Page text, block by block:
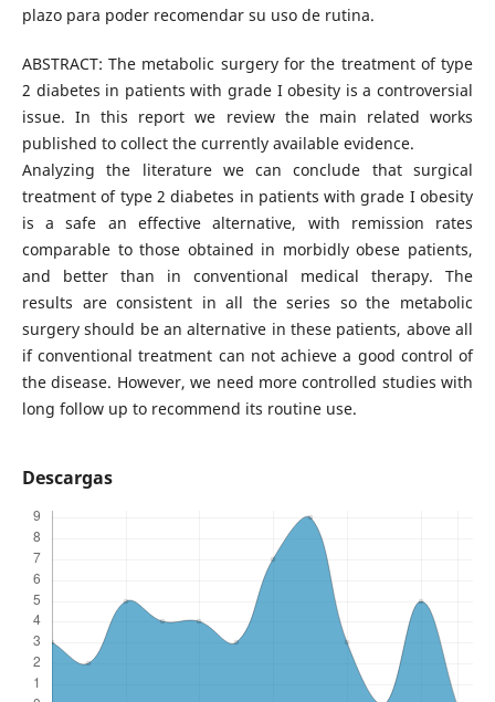
plazo para poder recomendar su uso de rutina.
ABSTRACT: The metabolic surgery for the treatment of type
2 diabetes in patients with grade I obesity is a controversial
issue. In this report we review the main related works
published to collect the currently available evidence.
Analyzing the literature we can conclude that surgical
treatment of type 2 diabetes in patients with grade I obesity
is a safe an effective alternative, with remission rates
comparable to those obtained in morbidly obese patients,
and better than in conventional medical therapy. The
results are consistent in all the series so the metabolic
surgery should be an alternative in these patients, above all
if conventional treatment can not achieve a good control of
the disease. However, we need more controlled studies with
long follow up to recommend its routine use.
Descargas